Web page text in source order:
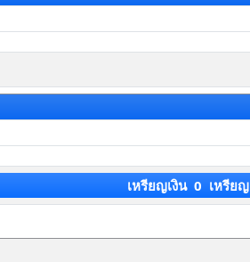
เหรียญเงิน 0 เหรียญ